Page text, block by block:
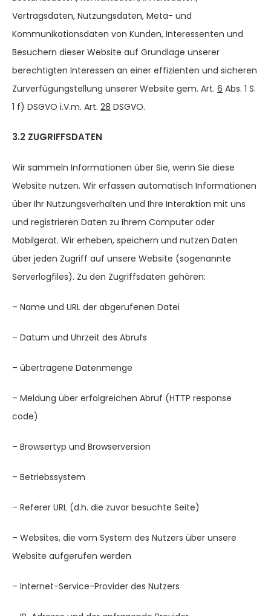
Vertragsdaten, Nutzungsdaten, Meta- und
Kommunikationsdaten von Kunden, Interessenten und
Besuchern dieser Website auf Grundlage unserer
berechtigten Interessen an einer effizienten und sicheren
Zurverfügungstellung unserer Website gem. Art. 6 Abs. 1 S.
1 f) DSGVO i.V.m. Art. 28 DSGVO.
3.2 ZUGRIFFSDATEN
Wir sammeln Informationen über Sie, wenn Sie diese
Website nutzen. Wir erfassen automatisch Informationen
über Ihr Nutzungsverhalten und Ihre Interaktion mit uns
und registrieren Daten zu Ihrem Computer oder
Mobilgerät. Wir erheben, speichern und nutzen Daten
über jeden Zugriff auf unsere Website (sogenannte
Serverlogfiles). Zu den Zugriffsdaten gehören:
– Name und URL der abgerufenen Datei
– Datum und Uhrzeit des Abrufs
– übertragene Datenmenge
– Meldung über erfolgreichen Abruf (HTTP response
code)
– Browsertyp und Browserversion
– Betriebssystem
– Referer URL (d.h. die zuvor besuchte Seite)
– Websites, die vom System des Nutzers über unsere
Website aufgerufen werden
– Internet-Service-Provider des Nutzers